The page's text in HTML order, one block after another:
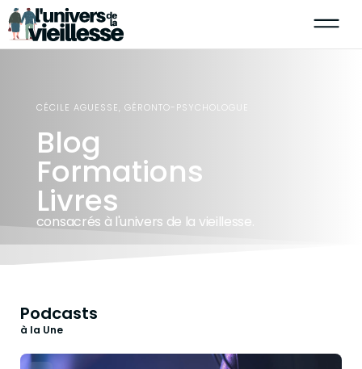
CÉCILE AGUESSE, GÉRONTO-PSYCHOLOGUE
Blog
Formations
Livres
consacrés à l'univers de la vieillesse.
Podcasts
à la Une